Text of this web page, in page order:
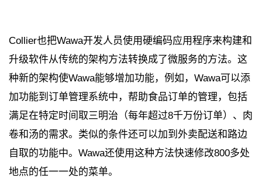
Collier也把Wawa开发人员使用硬编码应用程序来构建和
升级软件从传统的架构方法转换成了微服务的方法。这
种新的架构使Wawa能够增加功能，例如，Wawa可以添
加功能到订单管理系统中，帮助食品订单的管理，包括
满足在特定时间取三明治（每年超过8千万份订单）、肉
卷和汤的需求。类似的条件还可以加到外卖配送和路边
自取的功能中。Wawa还使用这种方法快速修改800多处
地点的任一一处的菜单。